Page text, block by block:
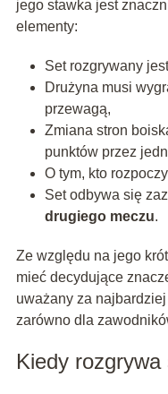
jego stawka jest
elementy:
Set rozgrywany
Drużyna musi
przewagą,
Zmiana stron
punktów przez
O tym, kto
Set odbywa się
drugiego meczu.
Ze względu na jego
mieć decydujące
uważany za
zarówno dla
Kiedy rozgrywa